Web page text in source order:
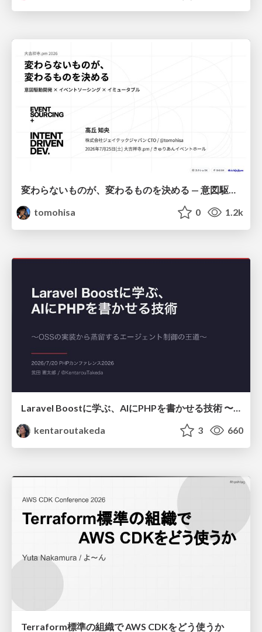
変わらないものが、変わるものを決める — 意図駆動開発 × イベントソーシング × イミュータブル | What Doesn't Change Decides What Can — IDD × Event Sourcing × Immutability
tomohisa
0 1.2k
Laravel Boostに学ぶ、AIにPHPを書かせる技術 〜OSSの実装から蒸留するエージェント制御の王道〜
kentaroutakeda
3 660
Terraform標準の組織で AWS CDKをどう使うか